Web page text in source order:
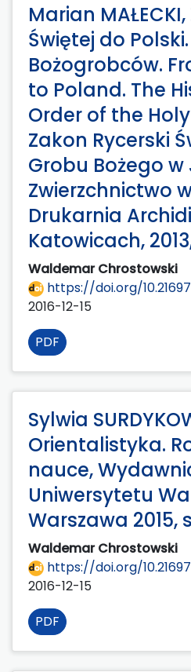
Marian MAŁECKI,
Świętej do Polski.
Bożogrobców.
to Poland. The
Order of the
Zakon Rycerski
Grobu Bożego w
Zwierzchnictwo
Drukarnia
Katowicach,
Waldemar Chrostowski
https://doi.org/
2016-12-15
PDF
Sylwia
Orientalistyka.
nauce,
Uniwersytetu
Warszawa 2015,
Waldemar Chrostowski
https://doi.org/
2016-12-15
PDF